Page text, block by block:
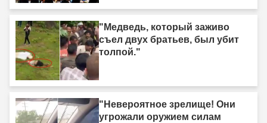
"Медведь, который заживо
съел двух братьев, был убит
толпой."
"Невероятное зрелище! Они
угрожали оружием силам